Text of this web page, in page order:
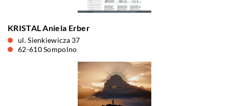
KRISTAL Aniela Erber
ul. Sienkiewicza 37
62-610 Sompolno